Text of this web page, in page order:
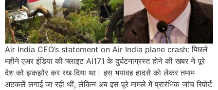
Air India CEO’s statement on Air India plane crash: पिछले
महीने एअर इंडिया की फ्लाइट AI171 के दुर्घटनाग्रस्त होने की खबर ने पूरे
देश को झकझोर कर रख दिया था। इस भयावह हादसे को लेकर तमाम
अटकलें लगाई जा रही थीं, लेकिन अब इस पूरे मामले में प्रारंभिक जांच रिपोर्ट